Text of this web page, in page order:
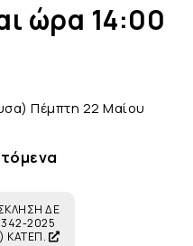
ώρα 14:00
Πέμπτη 22 Μαίου
ΔΕ
2025
ΚΑΤΕΠ.